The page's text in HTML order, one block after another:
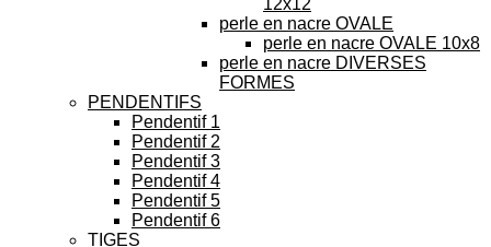
12x12
perle en nacre OVALE
perle en nacre OVALE 10x8
perle en nacre DIVERSES
FORMES
PENDENTIFS
Pendentif 1
Pendentif 2
Pendentif 3
Pendentif 4
Pendentif 5
Pendentif 6
TIGES